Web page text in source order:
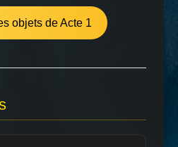
objets de Acte 1